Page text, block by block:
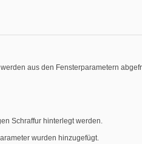
aus den Fensterparametern
Schraffur hinterlegt werden.
wurden hinzugefügt.